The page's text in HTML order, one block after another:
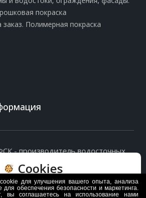
покраска
Полимерная покраска
- производитель водосточных
персональных данных
на их обработку.
Cookies
вы соглашаетесь с политикой
и хранения данных Cookie
для улучшения вашего опыта, анализа
обеспечения безопасности и маркетинга.
вы соглашаетесь на использование нами